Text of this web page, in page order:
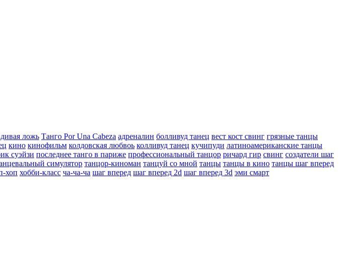
ложь Танго Por Una Cabeza адреналин болливуд танец вест кост свинг грязные танцы
кино кинофильм колдовская любвоь колливуд танец кучипуди латиноамериканские танцы
суэйзи последнее танго в париже профессиональный танцор ричард гир свинг создатели шаг
симулятор танцор-киноман танцуй со мной танцы танцы в кино танцы шаг вперед
хоп хобби-класс ча-ча-ча шаг вперед шаг вперед 2d шаг вперед 3d эми смарт